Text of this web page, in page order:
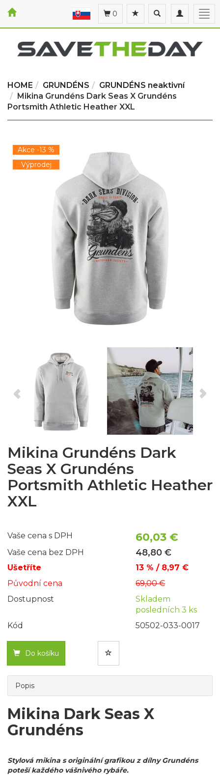
Toggle
navigation
Toggle
search
0
HOME GRUNDÉNS
GRUNDÉNS neaktivní
Mikina Grundéns Dark Seas X Grundéns
Portsmith Athletic Heather XXL
Akce -13 %
Výprodej
Mikina Grundéns Dark
Seas X Grundéns
Portsmith Athletic Heather
XXL
Vaše cena s DPH 60,03 €
Vaše cena bez DPH 48,80 €
Ušetříte
13 % / 8,97 €
Původní cena
69,00 €
Dostupnost
Skladem
posledních 3 ks
Kód
50502-033-0017
Do košíku
Popis
Mikina Dark Seas X
Grundéns
Stylová mikina s originální grafikou z dílny Grundéns
poteší každého vášnivého rybáře.